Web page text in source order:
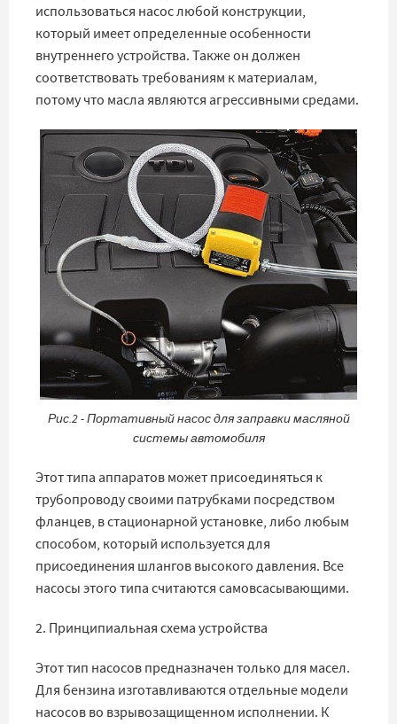
использоваться насос любой конструкции,
который имеет определенные особенности
внутреннего устройства. Также он должен
соответствовать требованиям к материалам,
потому что масла являются агрессивными средами.
Рис.2 - Портативный насос для заправки масляной
системы автомобиля
Этот типа аппаратов может присоединяться к
трубопроводу своими патрубками посредством
фланцев, в стационарной установке, либо любым
способом, который используется для
присоединения шлангов высокого давления. Все
насосы этого типа считаются самовсасывающими.
2. Принципиальная схема устройства
Этот тип насосов предназначен только для масел.
Для бензина изготавливаются отдельные модели
насосов во взрывозащищенном исполнении. К